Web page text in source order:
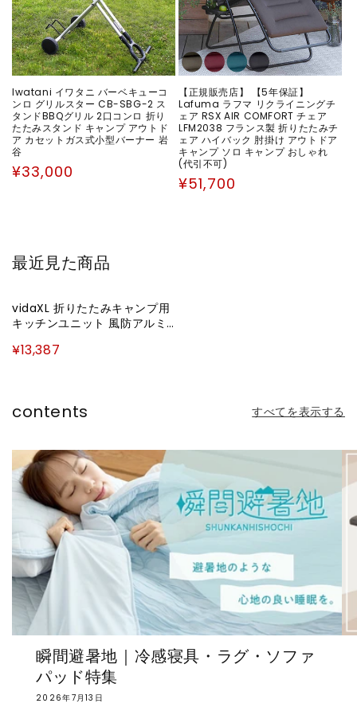
Iwatani イワタニ バーベキューコ
ンロ グリルスター CB-SBG-2 ス
タンドBBQグリル 2口コンロ 折り
たたみスタンド キャンプ アウトド
ア カセットガス式小型バーナー 岩
谷
通
¥33,000
【正規販売店】 【5年保証】
Lafuma ラフマ リクライニングチ
ェア RSX AIR COMFORT チェア
LFM2038 フランス製 折りたたみチ
ェア ハイバック 肘掛け アウトドア
キャンプ ソロ キャンプ おしゃれ
(代引不可)
通
¥51,700
最近見た商品
vidaXL 折りたたみキャンプ用
キッチンユニット 風防アルミ
アレクリエーション キャンプ
¥13,387
contents すべてを表示する
瞬間避暑地｜冷感寝具・ラグ・ソファ
パッド特集
2026年7月13日